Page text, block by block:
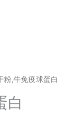
粉,牛免疫球蛋白
白